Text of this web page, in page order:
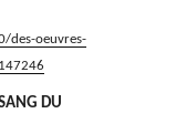
des-oeuvres-
DU